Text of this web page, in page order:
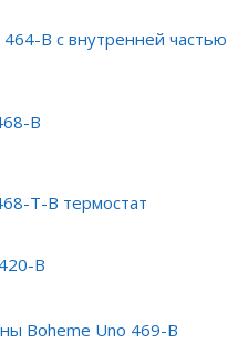
B с внутренней частью
B
T-B термостат
B
Boheme Uno 469-B